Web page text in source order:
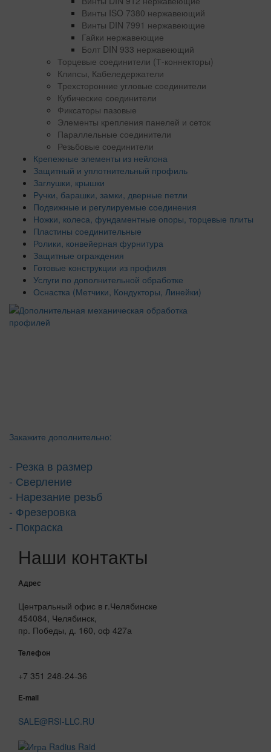
Винты ISO 7380 нержавеющий
Винты DIN 7991 нержавеющие
Гайки нержавеющие
Болт DIN 933 нержавеющий
Торцевые соединители (Т-коннекторы)
Клипсы, Кабеледержатели
Трехсторонние угловые соединители
Кубические соединители
Фиксаторы пазовые
Элементы крепления панелей и сеток
Параллельные соединители
Резьбовые соединители
Крепежные элементы из нейлона
Защитный и уплотнительный профиль
Заглушки, крышки
Ручки, барашки, замки, дверные петли
Подвижные и регулируемые соединения
Ножки, колеса, фундаментные опоры, торцевые плиты
Пластины соединительные
Ролики, конвейерная фурнитура
Защитные ограждения
Готовые конструкции из профиля
Услуги по дополнительной обработке
Оснастка (Метчики, Кондукторы, Линейки)
Закажите дополнительно:
- Резка в размер
- Сверление
- Нарезание резьб
- Фрезеровка
- Покраска
Наши контакты
Адрес
Центральный офис в г.Челябинске
454084, Челябинск,
пр. Победы, д. 160, оф 427а
Телефон
+7 351 248-24-36
E-mail
SALE@RSI-LLC.RU